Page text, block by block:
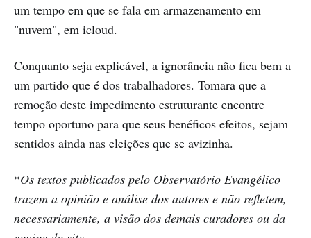
um tempo em que se fala em armazenamento em
"nuvem", em icloud.
Conquanto seja explicável, a ignorância não fica bem a
um partido que é dos trabalhadores. Tomara que a
remoção deste impedimento estruturante encontre
tempo oportuno para que seus benéficos efeitos, sejam
sentidos ainda nas eleições que se avizinha.
*Os textos publicados pelo Observatório Evangélico
trazem a opinião e análise dos autores e não refletem,
necessariamente, a visão dos demais curadores ou da